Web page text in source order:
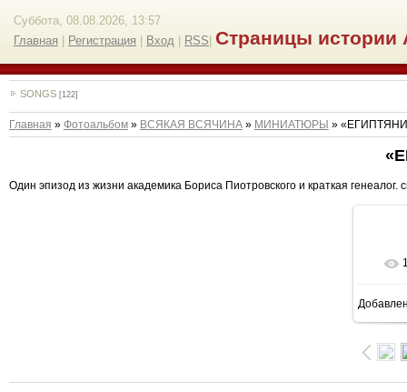
Суббота, 08.08.2026, 13:57
Главная
Регистрация Вход RSS Страницы истории
SONGS [122]
Главная » Фотоальбом» ВСЯКАЯ ВСЯЧИНА» МИНИАТЮРЫ »
Один эпизод из жизни академика Бориса Пиотровского и краткая генеалог.